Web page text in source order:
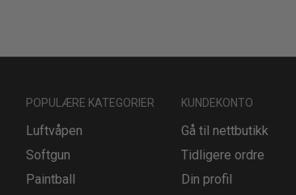
POPULÆRE KATEGORIER
Luftvåpen
Softgun
Paintball
KUNDEKONTO
Gå til nettbutikk
Tidligere ordre
Din profil